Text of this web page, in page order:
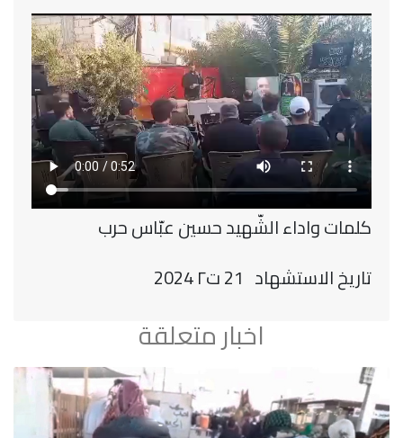
كلمات واداء الشّهيد حسين عبّاس حرب
تاريخ الاستشهاد 21 ت٢ 2024
اخبار متعلقة